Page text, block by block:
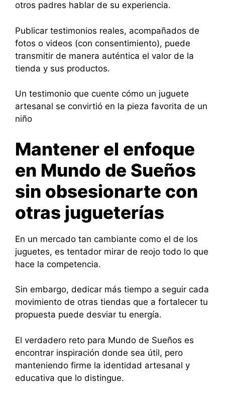
otros padres hablar de su experiencia.
Publicar testimonios reales, acompañados de
fotos o videos (con consentimiento), puede
transmitir de manera auténtica el valor de la
tienda y sus productos.
Un testimonio que cuente cómo un juguete
artesanal se convirtió en la pieza favorita de un
niño
Mantener el enfoque
en Mundo de Sueños
sin obsesionarte con
otras jugueterías
En un mercado tan cambiante como el de los
juguetes, es tentador mirar de reojo todo lo que
hace la competencia.
Sin embargo, dedicar más tiempo a seguir cada
movimiento de otras tiendas que a fortalecer tu
propuesta puede desviar tu energía.
El verdadero reto para Mundo de Sueños es
encontrar inspiración donde sea útil, pero
manteniendo firme la identidad artesanal y
educativa que lo distingue.